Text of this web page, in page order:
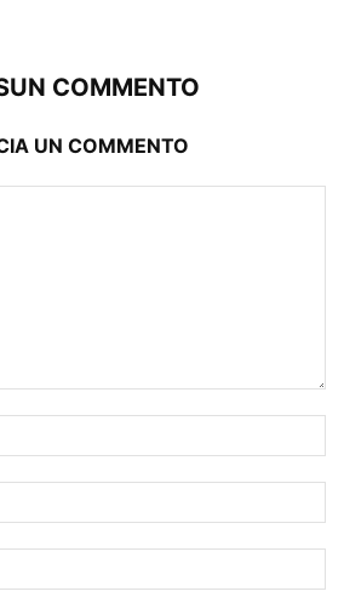
COMMENTO
UN COMMENTO